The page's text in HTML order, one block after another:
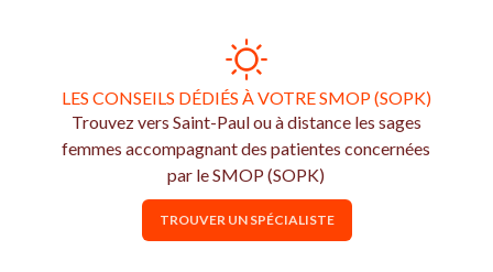
LES CONSEILS DÉDIÉS À VOTRE SMOP (SOPK)
Trouvez vers Saint-Paul ou à distance les sages
femmes accompagnant des patientes concernées
par le SMOP (SOPK)
TROUVER UN SPÉCIALISTE